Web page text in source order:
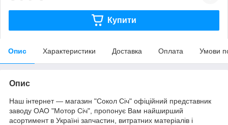
Купити
Опис Характеристики Доставка Оплата Умови
Опис
Наш інтернет — магазин "Сокол Січ" офіційний представник
заводу ОАО "Мотор Січ", пропонує Вам найширший
асортимент в Україні запчастин, витратних матеріалів і